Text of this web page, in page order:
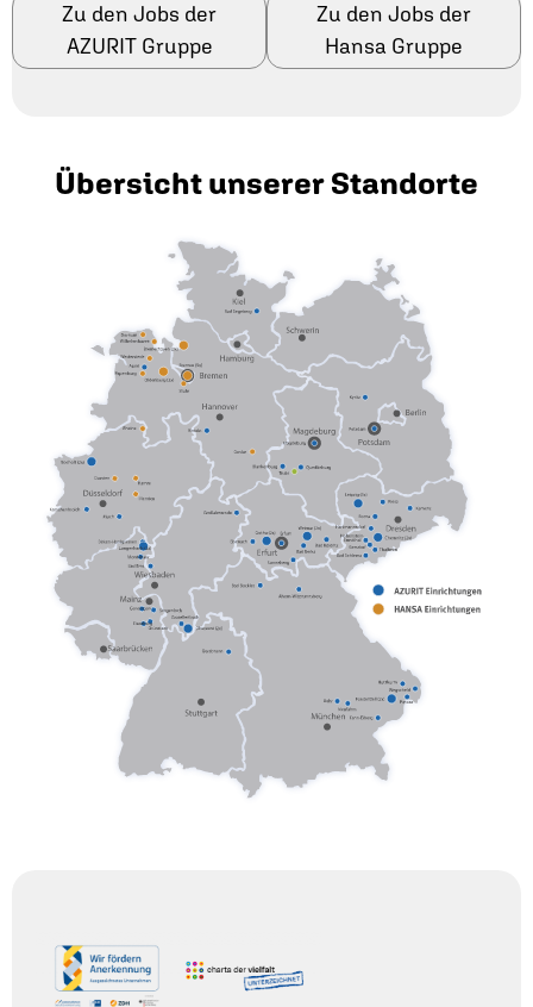
Zu den Jobs der
AZURIT Gruppe
Zu den Jobs der
Hansa Gruppe
Übersicht unserer Standorte